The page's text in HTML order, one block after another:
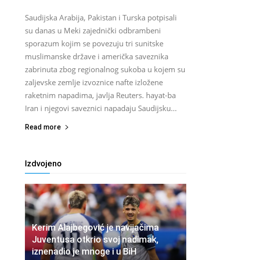
Saudijska Arabija, Pakistan i Turska potpisali
su danas u Meki zajednički odbrambeni
sporazum kojim se povezuju tri sunitske
muslimanske države i američka saveznika
zabrinuta zbog regionalnog sukoba u kojem su
zaljevske zemlje izvoznice nafte izložene
raketnim napadima, javlja Reuters. hayat-ba
Iran i njegovi saveznici napadaju Saudijsku...
Read more
Izdvojeno
Kerim Alajbegović je navijačima
Juventusa otkrio svoj nadimak,
iznenadio je mnoge i u BiH